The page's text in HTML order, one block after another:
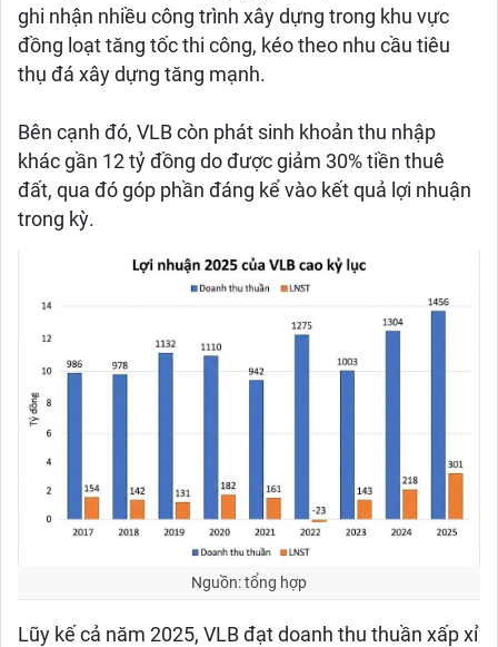
ghi nhận nhiều công trình xây dựng trong khu vực
đồng loạt tăng tốc thi công, kéo theo nhu cầu tiêu
thụ đá xây dựng tăng mạnh.
Bên cạnh đó, VLB còn phát sinh khoản thu nhập
khác gần 12 tỷ đồng do được giảm 30% tiền thuê
đất, qua đó góp phần đáng kể vào kết quả lợi nhuận
trong kỳ.
Nguồn: tổng hợp
Lũy kế cả năm 2025, VLB đạt doanh thu thuần xấp xỉ